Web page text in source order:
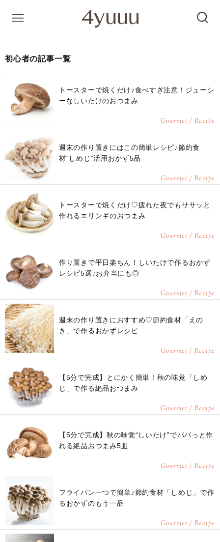
初心者の記事一覧
トースターで焼くだけ♪食べすぎ注意！ジューシ
ーなしいたけのおつまみ
Gourmet / Recipe
週末の作り置きにはこの簡単レシピ♪節約食
材“しめじ”活用おかず5品
Gourmet / Recipe
トースターで焼くだけ♡疲れた夜でもササッと
作れるエリンギのおつまみ
Gourmet / Recipe
作り置きで平日楽ちん！しいたけで作るおかず
レシピ5選♪お弁当にも◎
Gourmet / Recipe
週末の作り置きにおすすめ♡節約食材「えの
き」で作るおかずレシピ
Gourmet / Recipe
【5分で完成】とにかく簡単！秋の味覚「しめ
じ」で作る絶品おつまみ
Gourmet / Recipe
【5分で完成】秋の味覚“しいたけ”でパパっと作
れる絶品おつまみ5皿
Gourmet / Recipe
フライパン一つで簡単♪節約食材「しめじ」で作
るおかずのもう一品
Gourmet / Recipe